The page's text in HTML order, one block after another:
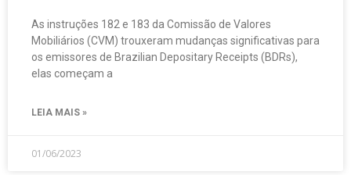
As instruções 182 e 183 da Comissão de Valores
Mobiliários (CVM) trouxeram mudanças significativas para
os emissores de Brazilian Depositary Receipts (BDRs),
elas começam a
LEIA MAIS »
01/06/2023